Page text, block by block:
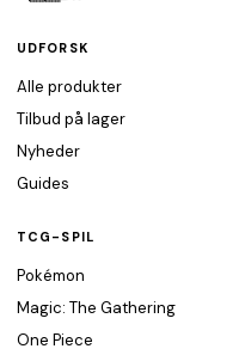
UDFORSK
Alle produkter
Tilbud på lager
Nyheder
Guides
TCG-SPIL
Pokémon
Magic: The Gathering
One Piece